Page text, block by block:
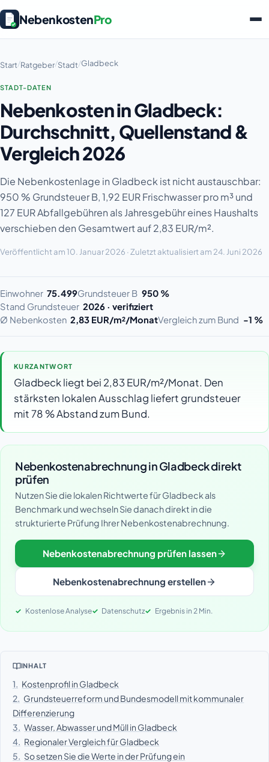
NebenkostenPro
Start/Ratgeber/Stadt/Gladbeck
STADT-DATEN
Nebenkosten in Gladbeck:
Durchschnitt, Quellenstand &
Vergleich 2026
Die Nebenkostenlage in Gladbeck ist nicht austauschbar:
950 % Grundsteuer B, 1,92 EUR Frischwasser pro m³ und
127 EUR Abfallgebühren als Jahresgebühr eines Haushalts
verschieben den Gesamtwert auf 2,83 EUR/m².
Veröffentlicht am 10. Januar 2026 · Zuletzt aktualisiert am 24. Juni 2026
Einwohner 75.499Grundsteuer B 950 %
Stand Grundsteuer 2026 · verifiziert
Ø Nebenkosten 2,83 EUR/m²/MonatVergleich zum Bund -1 %
KURZANTWORT
Gladbeck liegt bei 2,83 EUR/m²/Monat. Den
stärksten lokalen Ausschlag liefert grundsteuer
mit 78 % Abstand zum Bund.
Nebenkostenabrechnung in Gladbeck direkt
prüfen
Nutzen Sie die lokalen Richtwerte für Gladbeck als
Benchmark und wechseln Sie danach direkt in die
strukturierte Prüfung Ihrer Nebenkostenabrechnung.
Nebenkostenabrechnung prüfen lassen
Nebenkostenabrechnung erstellen
Kostenlose Analyse Datenschutz Ergebnis in 2 Min.
INHALT
1. Kostenprofil in Gladbeck
2. Grundsteuerreform und Bundesmodell mit kommunaler
Differenzierung
3. Wasser, Abwasser und Müll in Gladbeck
4. Regionaler Vergleich für Gladbeck
5. So setzen Sie die Werte in der Prüfung ein